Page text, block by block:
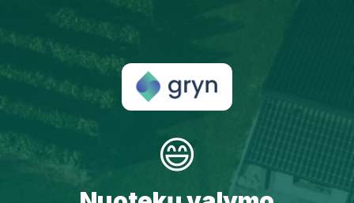
😄